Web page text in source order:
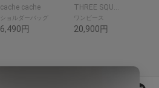
cache cache
ショルダーバッグ
6,490円
ワンピース
20,900円